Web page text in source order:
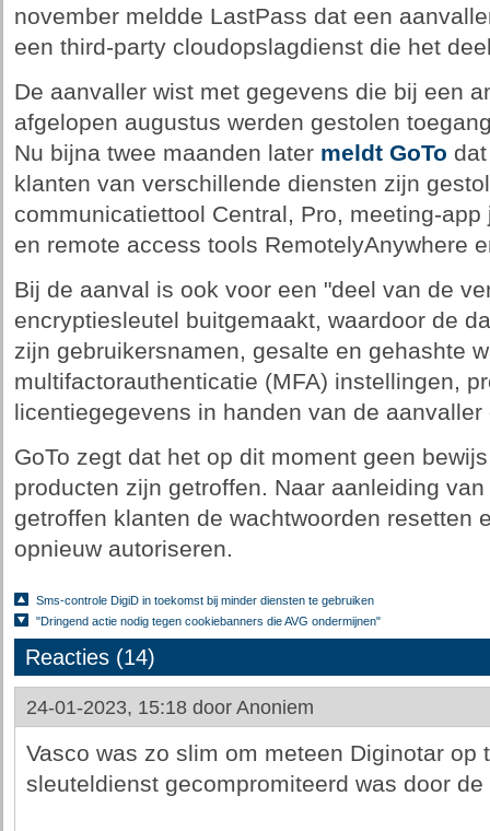
november meldde LastPass dat een
een third-party cloudopslagdienst die het
De aanvaller wist met gegevens die bij een
afgelopen augustus werden gestolen
Nu bijna twee maanden later meldt GoTo
klanten van verschillende diensten zijn
communicatiettool Central, Pro, meeting-
en remote access tools RemotelyAnywhere
Bij de aanval is ook voor een "deel van de
encryptiesleutel buitgemaakt, waardoor de
zijn gebruikersnamen, gesalte en gehashte
multifactorauthenticatie (MFA) instellingen,
licentiegegevens in handen van de aanvaller
GoTo zegt dat het op dit moment geen
producten zijn getroffen. Naar aanleiding
getroffen klanten de wachtwoorden resetten
opnieuw autoriseren.
Sms-controle DigiD in toekomst bij minder diensten te gebruiken
"Dringend actie nodig tegen cookiebanners die AVG ondermijnen"
Reacties (14)
24-01-2023, 15:18 door Anoniem
Vasco was zo slim om meteen Diginotar op
sleuteldienst gecompromiteerd was door de